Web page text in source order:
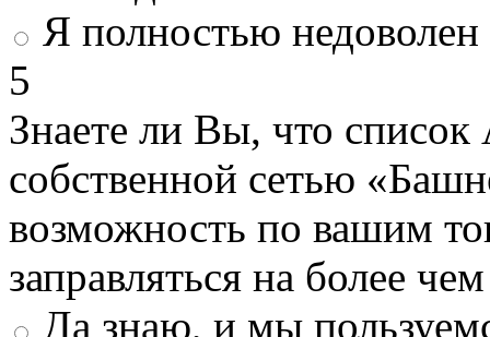
Я полностью недоволен
5
Знаете ли Вы, что
собственной сетью
возможность по вашим
заправляться на более
Да знаю, и мы